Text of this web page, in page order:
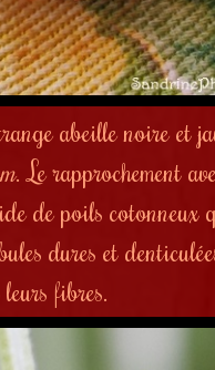
abeille noire et
. Le rapprochement
de poils cotonneux
dures et
fibres.